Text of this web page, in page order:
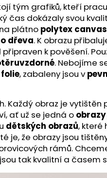
tým grafiků, kteří
čas dokázaly svou
plátno polytex canvas
dřeva. K obrazu
k pověšení.
. Nebojíme
, zabaleny jsou v
Každý obraz je
ať už se jedná o
dětských obrazů, které
je, že obrazy jsou
rámů.
tak kvalitní a časem